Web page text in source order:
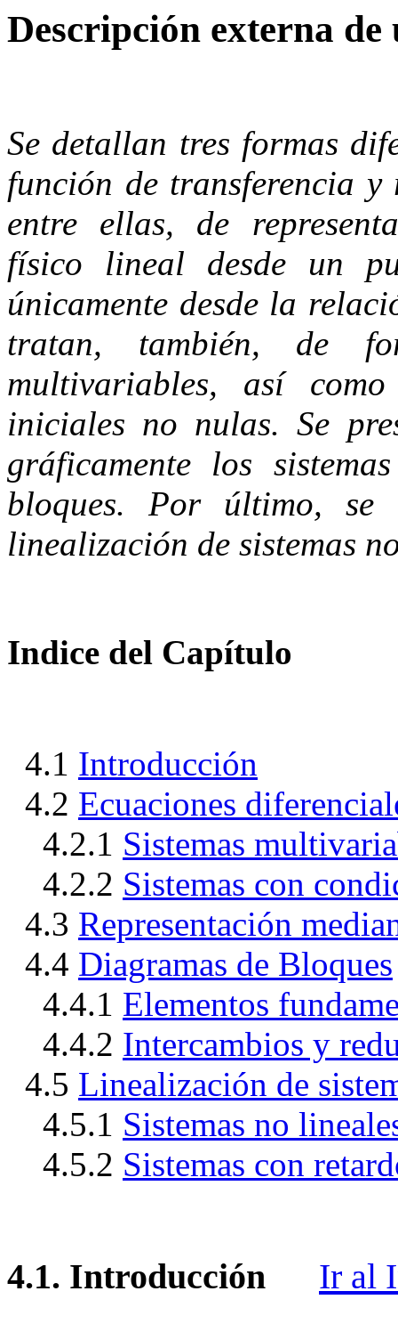
Descripción externa
Se detallan tres formas
función de transferencia
entre ellas, de
físico lineal desde un
únicamente desde la
tratan, también, de
multivariables, así
iniciales no nulas. Se
gráficamente los
bloques. Por último,
linealización de sistemas
Indice del Capítulo
4.1 Introducción
4.2 Ecuaciones
4.2.1 Sistemas
4.2.2 Sistemas con
4.3 Representación
4.4 Diagramas de Bloques
4.4.1 Elementos
4.4.2 Intercambios y
4.5 Linealización de
4.5.1 Sistemas no
4.5.2 Sistemas con
4.1. Introducción Ir al